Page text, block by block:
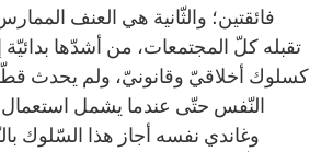
فائقتين؛ والثّانية هي العنف
تقبله كلّ المجتمعات، من أشدّها بدائيّة
كسلوك أخلاقيّ وقانونيّ، ولم يحدث قطّ
النّفس حتّى عندما يشمل استعمال
وغاندي نفسه أجاز هذا السّلوك